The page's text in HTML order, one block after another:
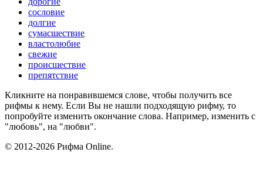
сословие
долгие
сумасшествие
властолюбие
свежие
происшествие
препятствие
Кликните на понравившемся слове, чтобы получить все
рифмы к нему. Если Вы не нашли подходящую рифму, то
попробуйте изменить окончание слова. Например, изменить с
"любовь", на "любви".
© 2012-2026 Рифма Online.